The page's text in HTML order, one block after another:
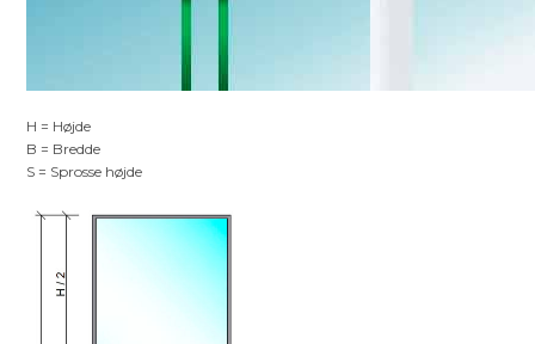
H = Højde
B = Bredde
S = Sprosse højde